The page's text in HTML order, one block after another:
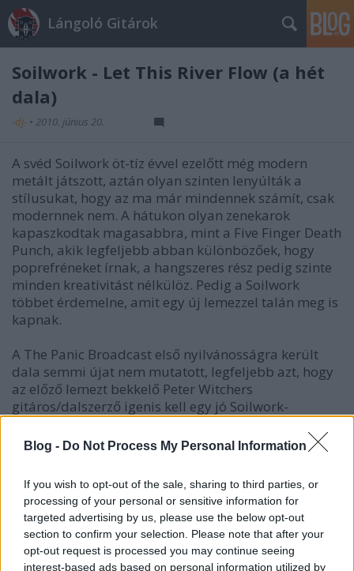
Blog - Do Not Process My Personal Information
If you wish to opt-out of the sale, sharing to third parties, or
processing of your personal or sensitive information for
targeted advertising by us, please use the below opt-out
section to confirm your selection. Please note that after your
opt-out request is processed you may continue seeing
interest-based ads based on personal information utilized by
Lángoló Gitárok
Soilwork - Let This River Flow (a hét
dala)
-dj- • 2010. június 20.
A svéd Soilwork öt-tíz évvel ezelőtt még modern
metált játszott, aztán olyan szinten lenyúlták a
stílusukat, hogy az ma már mindennek számít, csak
modernnek nem. A hátukon olyan zenekarok
kapaszkodtak magasabbra, mint a Five Finger Death
Punch, akik legfeljebb abban különbözőek, hogy
poprefréneket írnak, a hangszeres rész pedig szinte
minden kreativitást nélkülöz. Pedig a Soilwork
többet érdemelne, amit egy új lemezzel talán meg is
kapnak.
A The Panic Broadcast első nyilvánosságra került
dala semmi újat nem mutatott, legfeljebb azt, hogy
az előző lemezt bekkelő Peter Witchers
gitáros/dalszerző igenis kell egy jó Soilwork-
többnyire persze illegálisan. Közülük a Night Comes
Clean, és a
Let This River Flow
mutat.